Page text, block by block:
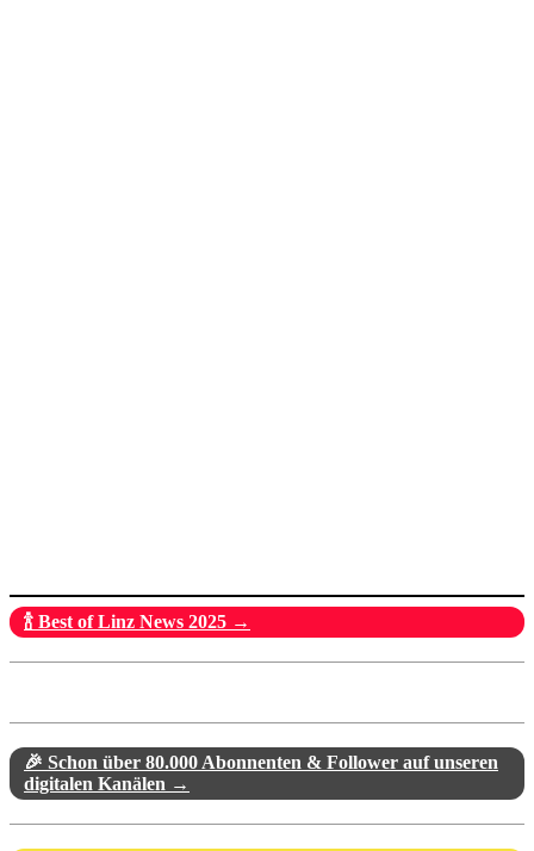
🍾 Best of Linz News 2025 →
🎉 Schon über 80.000 Abonnenten & Follower auf unseren
digitalen Kanälen →